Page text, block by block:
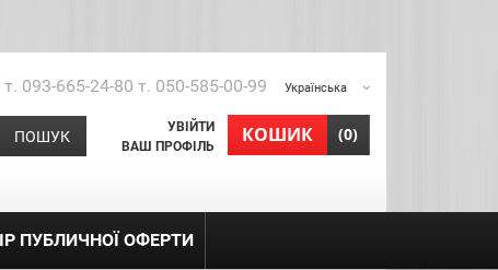
Українська
093-665-24-80 т. 050-585-00-99
КОШИК
shopping_cart (0)
УВІЙТИ
ВАШ ПРОФІЛЬ
ПОШУК
ПУБЛИЧНОЇ ОФЕРТИ